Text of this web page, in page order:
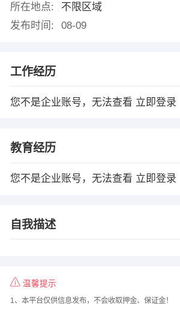
所在地点:
不限区域
发布时间:
08-09
工作经历
您不是企业账号，无法查看 立即登录
教育经历
您不是企业账号，无法查看 立即登录
自我描述
温馨提示
1、本平台仅供信息发布，不会收取押金、保证金！